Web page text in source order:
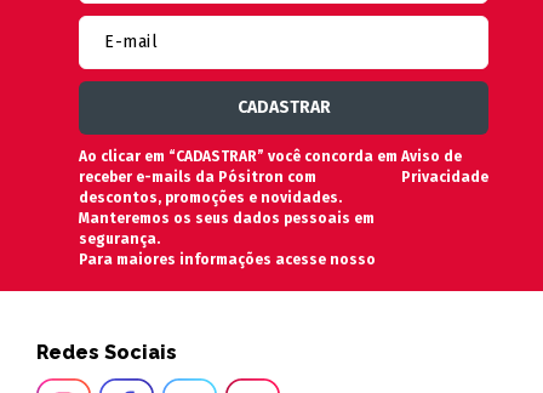
Ao clicar em “CADASTRAR” você concorda em
receber e-mails da Pósitron com
descontos, promoções e novidades.
Manteremos os seus dados pessoais em
segurança.
Para maiores informações acesse nosso
Aviso de
Privacidade
Redes Sociais